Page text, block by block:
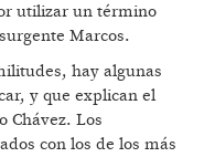
utilizar un término
Marcos.
hay algunas
y que explican el
Chávez. Los
con los de los más